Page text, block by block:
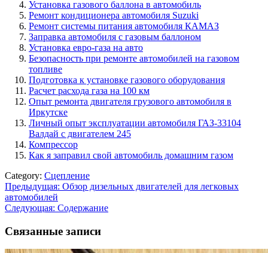
Установка газового баллона в автомобиль
Ремонт кондиционера автомобиля Suzuki
Ремонт системы питания автомобиля КАМАЗ
Заправка автомобиля с газовым баллоном
Установка евро-газа на авто
Безопасность при ремонте автомобилей на газовом
топливе
Подготовка к установке газового оборудования
Расчет расхода газа на 100 км
Опыт ремонта двигателя грузового автомобиля в
Иркутске
Личный опыт эксплуатации автомобиля ГАЗ-33104
Валдай с двигателем 245
Компрессор
Как я заправил свой автомобиль домашним газом
Category: Сцепление
Навигация
по
Предыдущая: Обзор дизельных двигателей для легковых
автомобилей
Следующая: Содержание
Связанные записи